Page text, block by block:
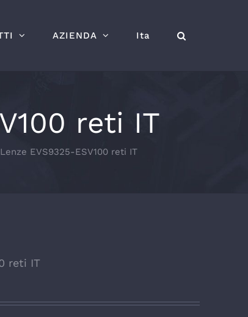
AZIENDA Ita
reti IT
EVS9325-ESV100 reti IT
reti IT